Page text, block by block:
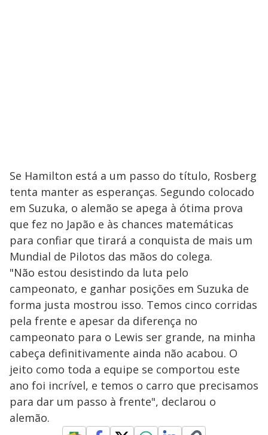
Se Hamilton está a um passo do título, Rosberg
tenta manter as esperanças. Segundo colocado
em Suzuka, o alemão se apega à ótima prova
que fez no Japão e às chances matemáticas
para confiar que tirará a conquista de mais um
Mundial de Pilotos das mãos do colega.
"Não estou desistindo da luta pelo
campeonato, e ganhar posições em Suzuka de
forma justa mostrou isso. Temos cinco corridas
pela frente e apesar da diferença no
campeonato para o Lewis ser grande, na minha
cabeça definitivamente ainda não acabou. O
jeito como toda a equipe se comportou este
ano foi incrível, e temos o carro que precisamos
para dar um passo à frente", declarou o
alemão.